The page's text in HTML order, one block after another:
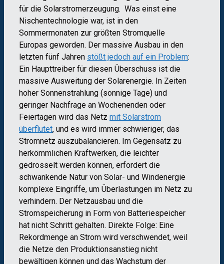
für die Solarstromerzeugung. Was einst eine
Nischentechnologie war, ist in den
Sommermonaten zur größten Stromquelle
Europas geworden. Der massive Ausbau in den
letzten fünf Jahren stößt jedoch auf ein Problem:
Ein Haupttreiber für diesen Überschuss ist die
massive Ausweitung der Solarenergie. In Zeiten
hoher Sonnenstrahlung (sonnige Tage) und
geringer Nachfrage an Wochenenden oder
Feiertagen wird das Netz mit Solarstrom
überflutet, und es wird immer schwieriger, das
Stromnetz auszubalancieren. Im Gegensatz zu
herkömmlichen Kraftwerken, die leichter
gedrosselt werden können, erfordert die
schwankende Natur von Solar- und Windenergie
komplexe Eingriffe, um Überlastungen im Netz zu
verhindern. Der Netzausbau und die
Stromspeicherung in Form von Batteriespeicher
hat nicht Schritt gehalten. Direkte Folge: Eine
Rekordmenge an Strom wird verschwendet, weil
die Netze den Produktionsanstieg nicht
bewältigen können und das Wachstum der